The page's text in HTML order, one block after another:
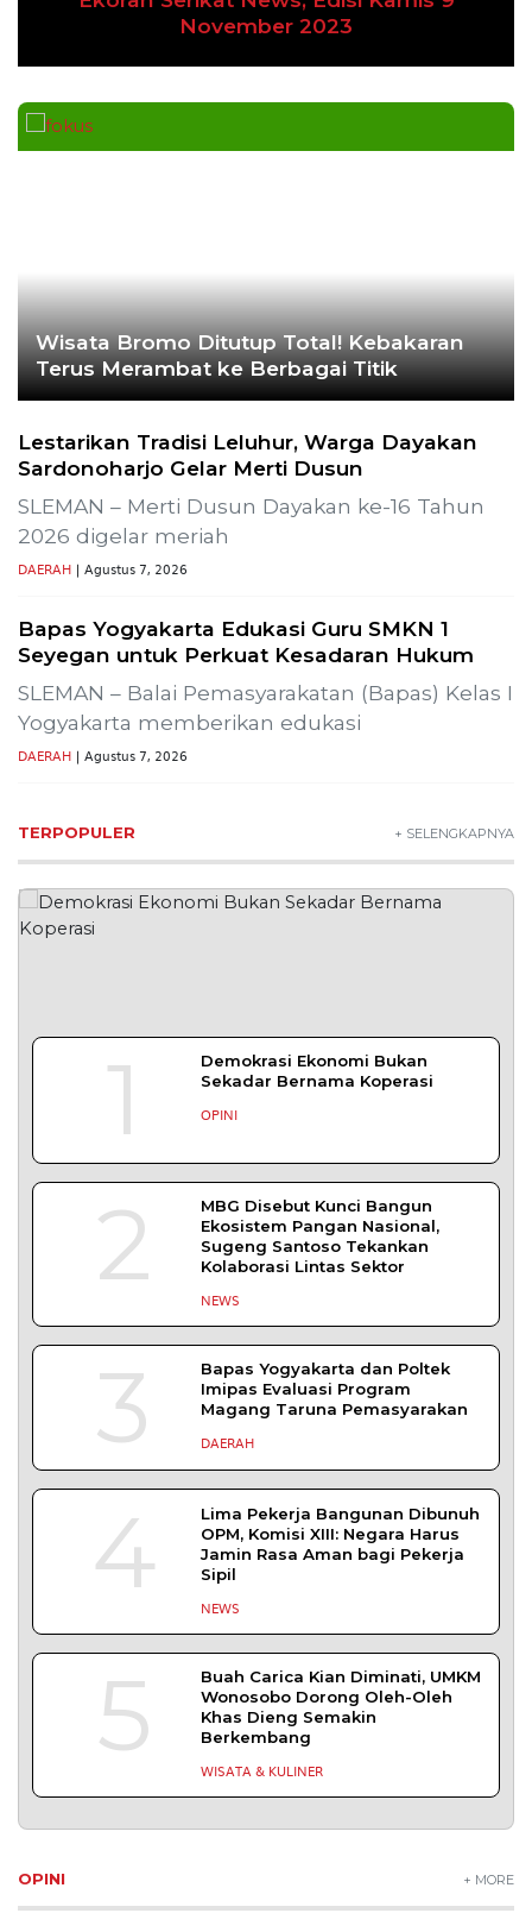
November 2023
Wisata Bromo Ditutup Total! Kebakaran
Terus Merambat ke Berbagai Titik
Lestarikan Tradisi Leluhur, Warga Dayakan
Sardonoharjo Gelar Merti Dusun
SLEMAN – Merti Dusun Dayakan ke-16 Tahun
2026 digelar meriah
DAERAH | Agustus 7, 2026
Bapas Yogyakarta Edukasi Guru SMKN 1
Seyegan untuk Perkuat Kesadaran Hukum
SLEMAN – Balai Pemasyarakatan (Bapas) Kelas I
Yogyakarta memberikan edukasi
DAERAH | Agustus 7, 2026
TERPOPULER + SELENGKAPNYA
1
Demokrasi Ekonomi Bukan
Sekadar Bernama Koperasi
OPINI
2
MBG Disebut Kunci Bangun
Ekosistem Pangan Nasional,
Sugeng Santoso Tekankan
Kolaborasi Lintas Sektor
NEWS
3
Bapas Yogyakarta dan Poltek
Imipas Evaluasi Program
Magang Taruna Pemasyarakan
DAERAH
4
Lima Pekerja Bangunan Dibunuh
OPM, Komisi XIII: Negara Harus
Jamin Rasa Aman bagi Pekerja
Sipil
NEWS
5
Buah Carica Kian Diminati, UMKM
Wonosobo Dorong Oleh-Oleh
Khas Dieng Semakin
Berkembang
WISATA & KULINER
OPINI + MORE